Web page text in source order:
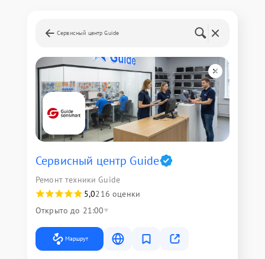
Сервисный центр Guide
Сервисный центр Guide
Ремонт техники Guide
5,0216 оценки
Открыто до 21:00
Маршрут